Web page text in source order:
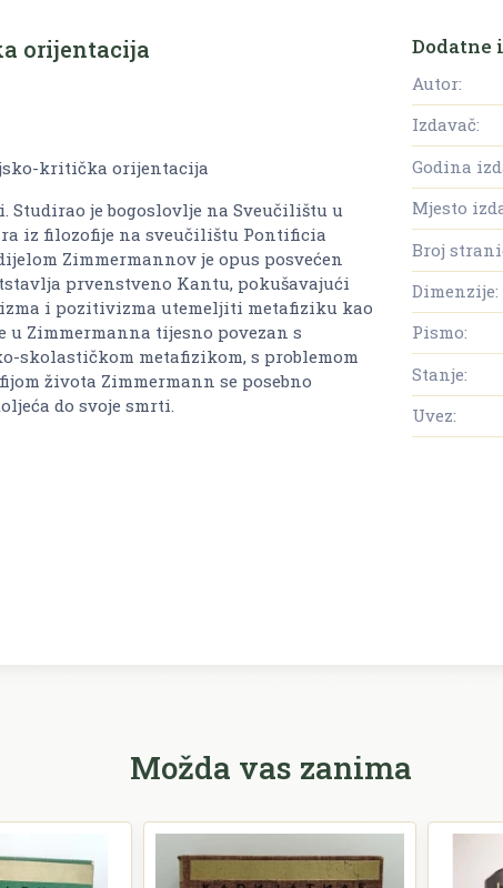
orijentacija
kritička orijentacija
Studirao je bogoslovlje na Sveučilištu u
iz filozofije na sveučilištu Pontificia
Zimmermannov je opus posvećen
prvenstveno Kantu, pokušavajući
i pozitivizma utemeljiti metafiziku kao
Zimmermanna tijesno povezan s
skolastičkom metafizikom, s problemom
života Zimmermann se posebno
do svoje smrti.
Dodatne
Autor:
Izdavač:
Godina
Mjesto
Broj
Dimenzije:
Pismo:
Stanje:
Uvez:
Možda vas zanima